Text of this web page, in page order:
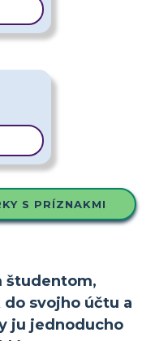
S PRÍZNAKMI
študentom,
svojho účtu a
ju jednoducho